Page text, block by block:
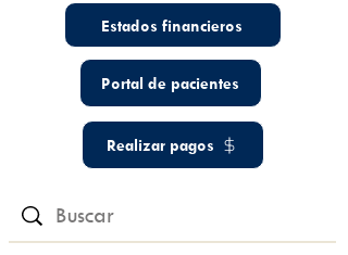
Estados financieros
Portal de pacientes
Realizar pagos